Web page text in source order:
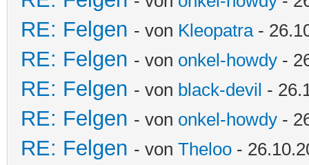
RE: Felgen - von Kleopatra-
RE: Felgen - von onkel-howdy -
RE: Felgen - von black-devil -
RE: Felgen - von onkel-howdy -
RE: Felgen - von Theloo -